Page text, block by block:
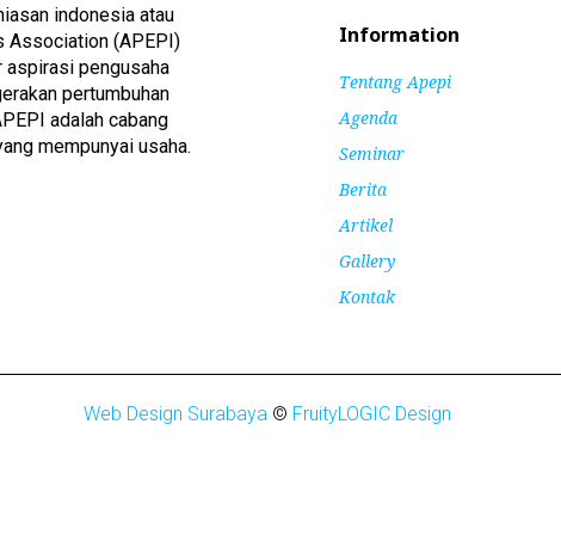
indonesia atau
Association (APEPI)
aspirasi pengusaha
pertumbuhan
adalah cabang
mempunyai usaha.
Information
Tentang Apepi
Agenda
Seminar
Berita
Artikel
Gallery
Kontak
Web Design Surabaya © FruityLOGIC Design